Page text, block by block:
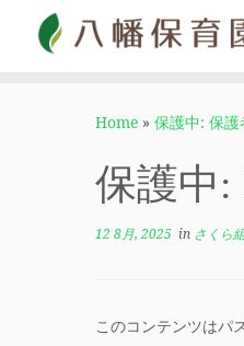
Home » 保護中: 保護
保護中
12 8月, 2025 in さくら
このコンテンツはパ